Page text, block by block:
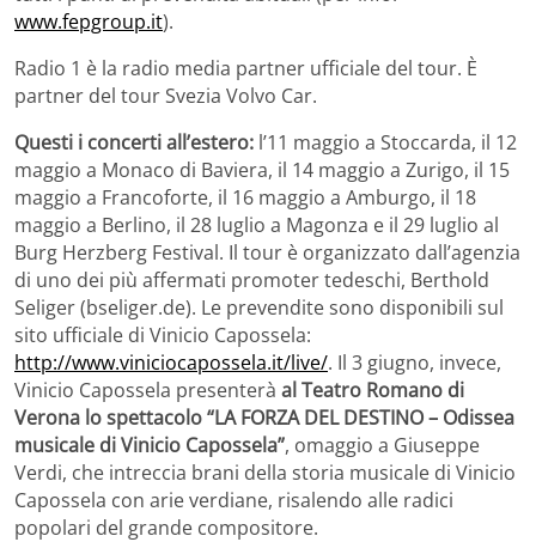
www.fepgroup.it).
Radio 1 è la radio media partner ufficiale del tour. È
partner del tour Svezia Volvo Car.
Questi i concerti all’estero: l’11 maggio a Stoccarda, il 12
maggio a Monaco di Baviera, il 14 maggio a Zurigo, il 15
maggio a Francoforte, il 16 maggio a Amburgo, il 18
maggio a Berlino, il 28 luglio a Magonza e il 29 luglio al
Burg Herzberg Festival. Il tour è organizzato dall’agenzia
di uno dei più affermati promoter tedeschi, Berthold
Seliger (bseliger.de). Le prevendite sono disponibili sul
sito ufficiale di Vinicio Capossela:
http://www.viniciocapossela.it/live/. Il 3 giugno, invece,
Vinicio Capossela presenterà al Teatro Romano di
Verona lo spettacolo “LA FORZA DEL DESTINO – Odissea
musicale di Vinicio Capossela”, omaggio a Giuseppe
Verdi, che intreccia brani della storia musicale di Vinicio
Capossela con arie verdiane, risalendo alle radici
popolari del grande compositore.